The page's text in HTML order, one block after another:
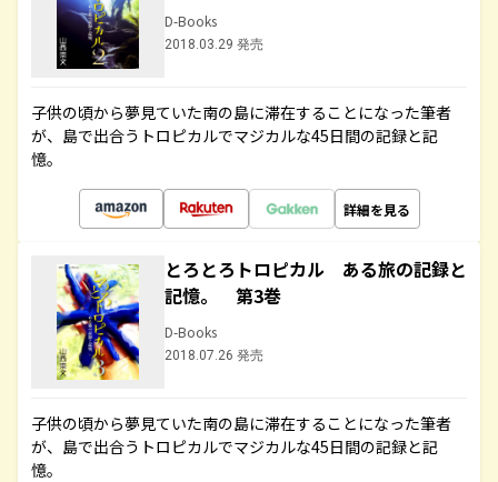
D-Books
2018.03.29 発売
子供の頃から夢見ていた南の島に滞在することになった筆者
が、島で出合うトロピカルでマジカルな45日間の記録と記
憶。
詳細を見る
とろとろトロピカル ある旅の記録と
記憶。 第3巻
D-Books
2018.07.26 発売
子供の頃から夢見ていた南の島に滞在することになった筆者
が、島で出合うトロピカルでマジカルな45日間の記録と記
憶。